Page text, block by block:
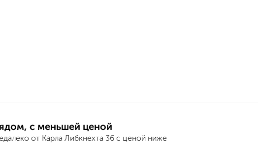
с меньшей ценой
от Карла Либкнехта 36 с ценой ниже